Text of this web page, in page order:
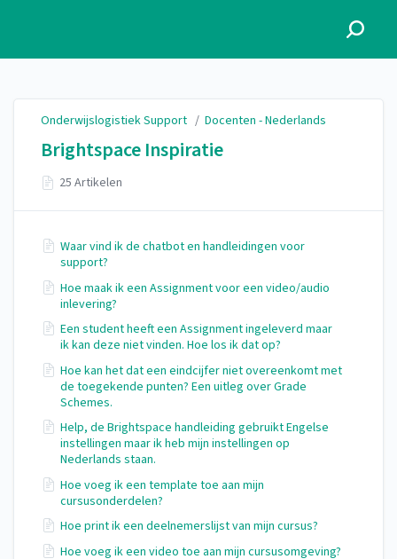
Onderwijslogistiek Support / Docenten - Nederlands
Brightspace Inspiratie
25 Artikelen
Waar vind ik de chatbot en handleidingen voor
support?
Hoe maak ik een Assignment voor een video/audio
inlevering?
Een student heeft een Assignment ingeleverd maar
ik kan deze niet vinden. Hoe los ik dat op?
Hoe kan het dat een eindcijfer niet overeenkomt met
de toegekende punten? Een uitleg over Grade
Schemes.
Help, de Brightspace handleiding gebruikt Engelse
instellingen maar ik heb mijn instellingen op
Nederlands staan.
Hoe voeg ik een template toe aan mijn
cursusonderdelen?
Hoe print ik een deelnemerslijst van mijn cursus?
Hoe voeg ik een video toe aan mijn cursusomgeving?